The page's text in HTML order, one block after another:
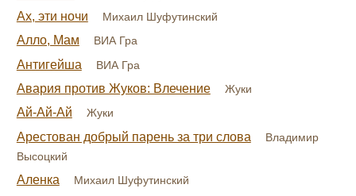
Ах, эти ночи Михаил Шуфутинский
Алло, Мам ВИА Гра
Антигейша ВИА Гра
Авария против Жуков: Влечение Жуки
Ай-Ай-Ай Жуки
Арестован добрый парень за три слова
Владимир
Высоцкий
Аленка Михаил Шуфутинский